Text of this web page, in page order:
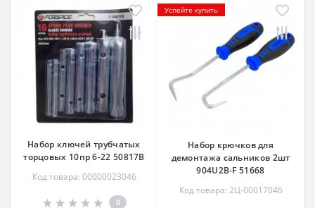
Набор ключей трубчатых
торцовых 10пр 6-22 50817B
Код товара: 00000023046
0
Успейте купить
Набор крючков для
демонтажа сальников 2шт
904U2B-F 51668
Код товара: 2Ц-00017046